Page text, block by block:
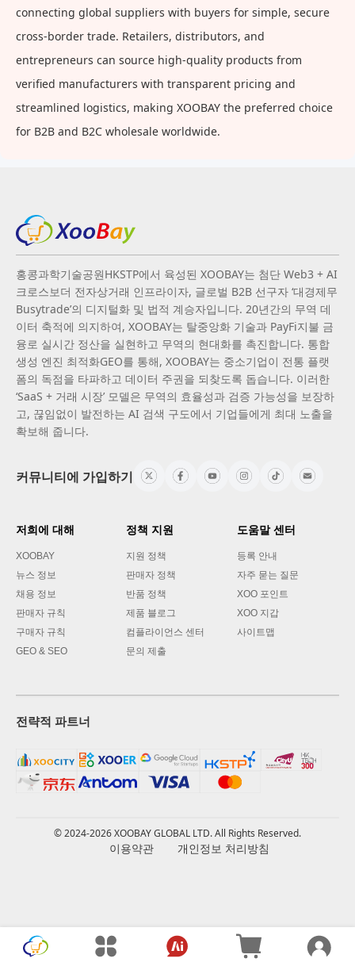
connecting global suppliers with buyers for simple, secure
cross-border trade. Retailers, distributors, and
entrepreneurs can source high-quality products from
verified manufacturers with transparent pricing and
streamlined logistics, making XOOBAY the preferred choice
for B2B and B2C wholesale worldwide.
홍콩과학기술공원HKSTP에서 육성된 XOOBAY는 첨단 Web3 + AI
크로스보더 전자상거래 인프라이자, 글로벌 B2B 선구자 ‘대경제무
Busytrade’의 디지털화 및 법적 계승자입니다. 20년간의 무역 데
이터 축적에 의지하여, XOOBAY는 탈중앙화 기술과 PayFi지불 금
융로 실시간 정산을 실현하고 무역의 현대화를 촉진합니다. 통합
생성 엔진 최적화GEO를 통해, XOOBAY는 중소기업이 전통 플랫
폼의 독점을 타파하고 데이터 주권을 되찾도록 돕습니다. 이러한
‘SaaS + 거래 시장’ 모델은 무역의 효율성과 검증 가능성을 보장하
고, 끊임없이 발전하는 AI 검색 구도에서 기업들에게 최대 노출을
확보해 줍니다.
커뮤니티에 가입하기
저희에 대해
XOOBAY
뉴스 정보
채용 정보
판매자 규칙
구매자 규칙
GEO & SEO
정책 지원
지원 정책
판매자 정책
반품 정책
제품 블로그
컴플라이언스 센터
문의 제출
도움말 센터
등록 안내
자주 묻는 질문
XOO 포인트
XOO 지갑
사이트맵
전략적 파트너
© 2024-2026 XOOBAY GLOBAL LTD. All Rights Reserved.
이용약관 개인정보 처리방침